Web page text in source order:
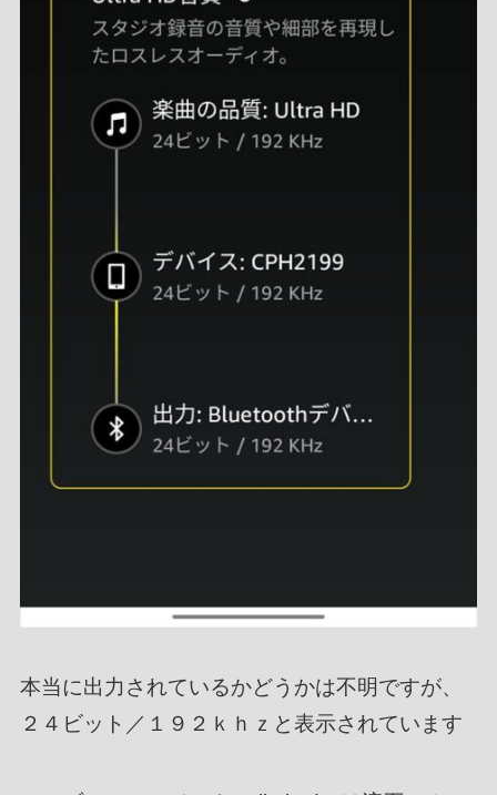
本当に出力されているかどうかは不明ですが、
２４ビット／１９２ｋｈｚと表示されています